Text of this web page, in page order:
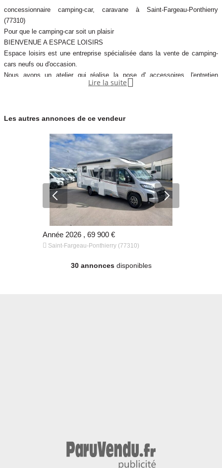
concessionnaire camping-car, caravane à Saint-Fargeau-Ponthierry
(77310)
Pour que le camping-car soit un plaisir
BIENVENUE A ESPACE LOISIRS
Espace loisirs est une entreprise spécialisée dans la vente de camping-
cars neufs ou d'occasion.
Nous avons un atelier qui réalise la pose d' accessoires, l'entretien
dépôt-vente
Lire la suite 
Les autres annonces de ce vendeur
Année 2026 , 69 900 €
 Saint-Fargeau-Ponthierry (77310)
30 annoncesdisponibles